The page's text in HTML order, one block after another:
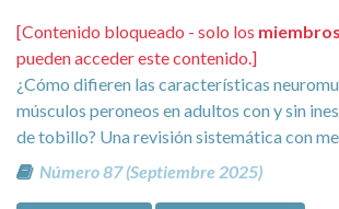
[Contenido bloqueado - solo los
pueden acceder este contenido.]
¿Cómo difieren las características
músculos peroneos en adultos con y sin
de tobillo? Una revisión sistemática con
Número 87 (Septiembre 2025)